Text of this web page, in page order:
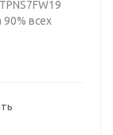
всех